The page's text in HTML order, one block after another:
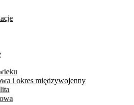
i okres międzywojenny